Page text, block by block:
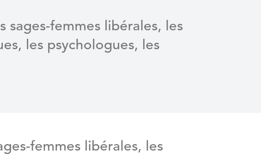
sages-femmes libérales, les
les psychologues, les
femmes libérales, les